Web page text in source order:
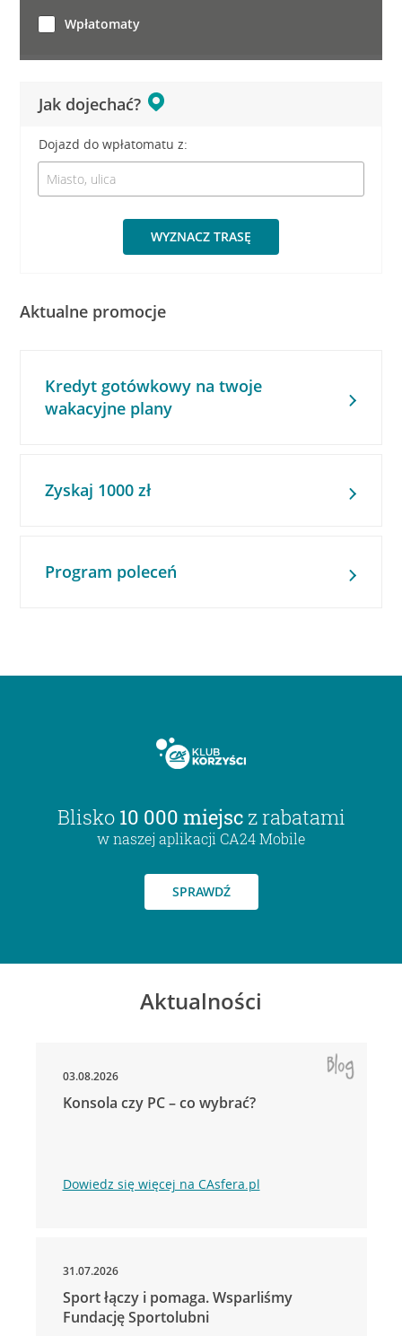
Jak dojechać?
Dojazd do wpłatomatu z:
WYZNACZ TRASĘ
Wpłatomaty
Aktualne promocje
Kredyt gotówkowy na twoje
wakacyjne plany
Zyskaj 1000 zł
Program poleceń
Blisko 10 000 miejsc z rabatami
w naszej aplikacji CA24 Mobile
SPRAWDŹ
Aktualności
03.08.2026
Konsola czy PC – co wybrać?
Dowiedz się więcej na CAsfera.pl
31.07.2026
Sport łączy i pomaga. Wsparliśmy
Fundację Sportolubni